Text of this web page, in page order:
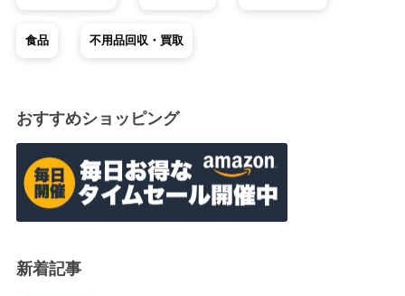
食品 不用品回収・買取
おすすめショッピング
新着記事